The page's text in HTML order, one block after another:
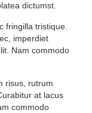
dictumst.
fringilla tristique.
imperdiet
Nam commodo
risus, rutrum
at lacus
commodo